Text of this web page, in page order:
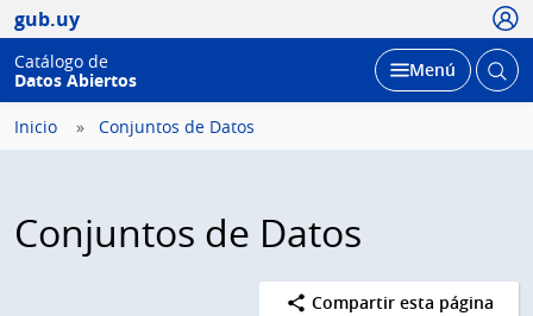
gub.uy
Catálogo de
Datos Abiertos
Desplegar
Menú Abrir
Inicio Conjuntos de Datos
Conjuntos de Datos
Compartir esta página